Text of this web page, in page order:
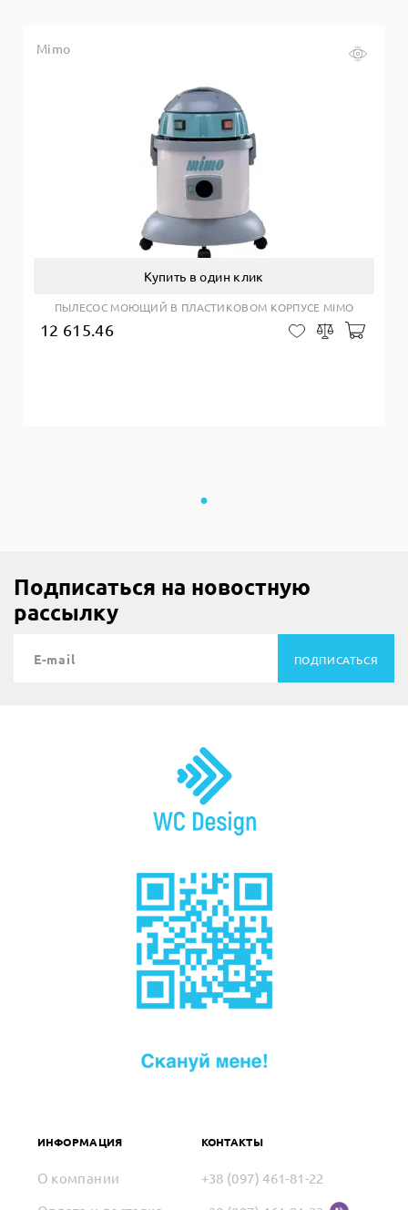
Mimo
Купить в один клик
ПЫЛЕСОС МОЮЩИЙ В ПЛАСТИКОВОМ КОРПУСЕ MIMO
12 615.46 В закладки
Сравнить
Подписаться на новостную
рассылку
ПОДПИСАТЬСЯ
ИНФОРМАЦИЯ
О компании
КОНТАКТЫ
+38 (097) 461-81-22